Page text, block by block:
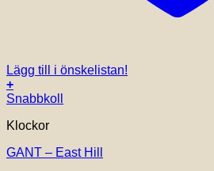
Lägg till i önskelistan!
+
Snabbkoll
Klockor
GANT – East Hill